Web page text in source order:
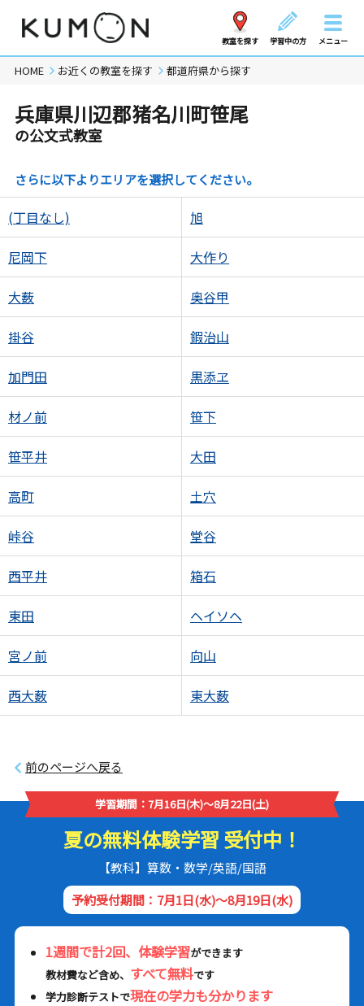
教室を探す 学習中の方 メニュー
HOME お近くの教室を探す 都道府県から探す
兵庫県川辺郡猪名川町笹尾
の公文式教室
さらに以下よりエリアを選択してください。
(丁目なし) 旭
尼岡下 大作り
大薮 奥谷甲
掛谷 鍜治山
加門田 黒添ヱ
材ノ前 笹下
笹平井 大田
高町 土穴
峠谷 堂谷
西平井 箱石
東田 ヘイソヘ
宮ノ前 向山
西大薮 東大薮
前のページへ戻る
学習期間：7月16日(木)～8月22日(土)
夏の無料体験学習 受付中！
【教科】算数・数学/英語/国語
予約受付期間：7月1日(水)～8月19日(水)
1週間で計2回、体験学習ができます
教材費など含め、 すべて無料です
学力診断テストで現在の学力も分かります